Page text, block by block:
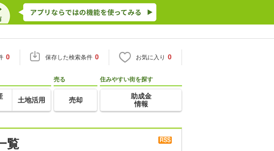
0 保存した検索条件 0 お気に入り 0
土地活用
売る
売却
住みやすい街を探す
助成金
情報
覧